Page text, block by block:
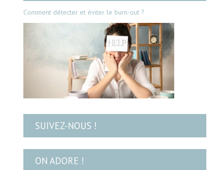
Comment détecter et éviter le burn-out ?
SUIVEZ-NOUS !
ON ADORE !